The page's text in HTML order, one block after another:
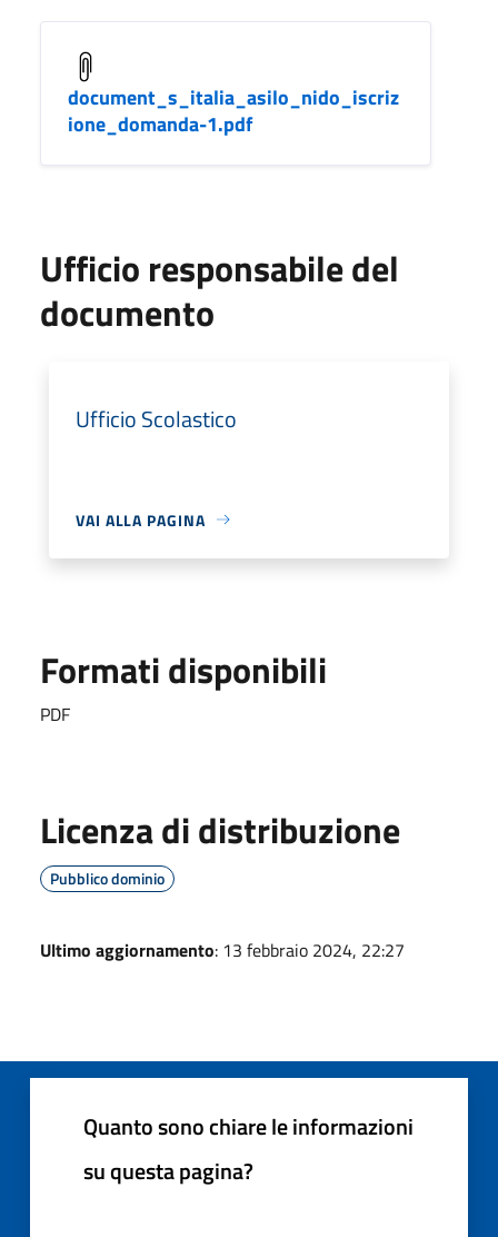
document_s_italia_asilo_nido_iscriz
ione_domanda-1.pdf
Ufficio responsabile del
documento
Ufficio Scolastico
VAI ALLA PAGINA
Formati disponibili
PDF
Licenza di distribuzione
Pubblico dominio
Ultimo aggiornamento: 13 febbraio 2024, 22:27
Quanto sono chiare le informazioni
su questa pagina?